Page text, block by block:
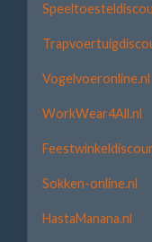
Vogelvoeronline.nl
WorkWear4All.nl
Sokken-online.nl
HastaManana.nl